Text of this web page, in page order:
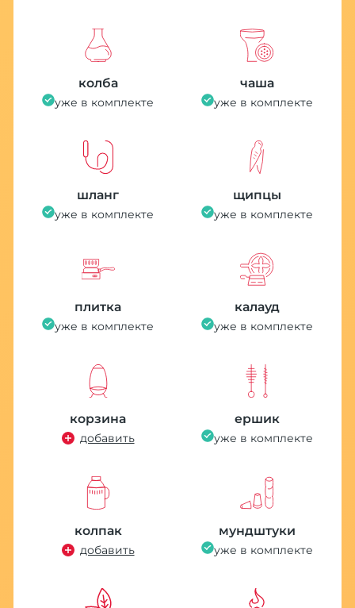
колба
уже в комплекте
чаша
уже в комплекте
шланг
уже в комплекте
щипцы
уже в комплекте
плитка
уже в комплекте
калауд
уже в комплекте
корзина
добавить
ершик
уже в комплекте
колпак
добавить
мундштуки
уже в комплекте